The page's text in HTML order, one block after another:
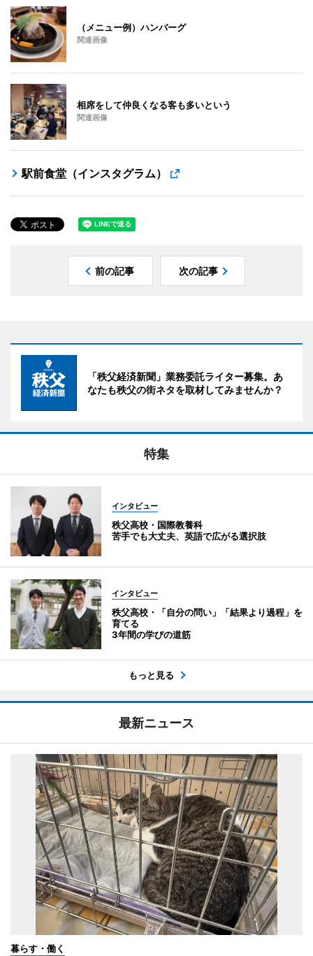
（メニュー例）ハンバーグ
関連画像
相席をして仲良くなる客も多いという
関連画像
駅前食堂（インスタグラム）
前の記事 次の記事
「秩父経済新聞」業務委託ライター募集。あ
なたも秩父の街ネタを取材してみませんか？
特集
インタビュー
秩父高校・国際教養科
苦手でも大丈夫、英語で広がる選択肢
インタビュー
秩父高校・「自分の問い」「結果より過程」を
育てる
3年間の学びの道筋
もっと見る
最新ニュース
暮らす・働く